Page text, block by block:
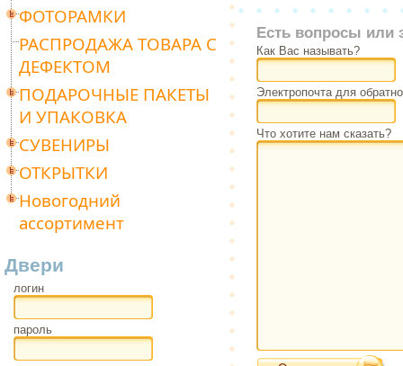
ФОТОРАМКИ
РАСПРОДАЖА ТОВАРА С
ДЕФЕКТОМ
ПОДАРОЧНЫЕ ПАКЕТЫ
И УПАКОВКА
СУВЕНИРЫ
ОТКРЫТКИ
Новогодний
ассортимент
Двери
логин
пароль
Есть вопросы или
Как Вас называть?
Электропочта для
Что хотите нам сказать?